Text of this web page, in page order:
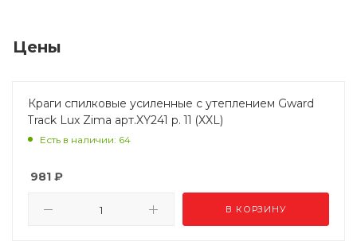
Цены
Краги спилковые усиленные с утеплением Gward
Track Lux Zima арт.XY241 р. 11 (XXL)
Есть в наличии: 64
981 ₽
В КОРЗИНУ